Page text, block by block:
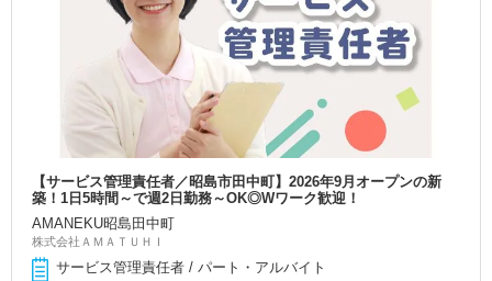
【サービス管理責任者／昭島市田中町】2026年9月オープンの新
築！1日5時間～で週2日勤務～OK◎Wワーク歓迎！
AMANEKU昭島田中町
株式会社ＡＭＡＴＵＨＩ
サービス管理責任者 / パート・アルバイト